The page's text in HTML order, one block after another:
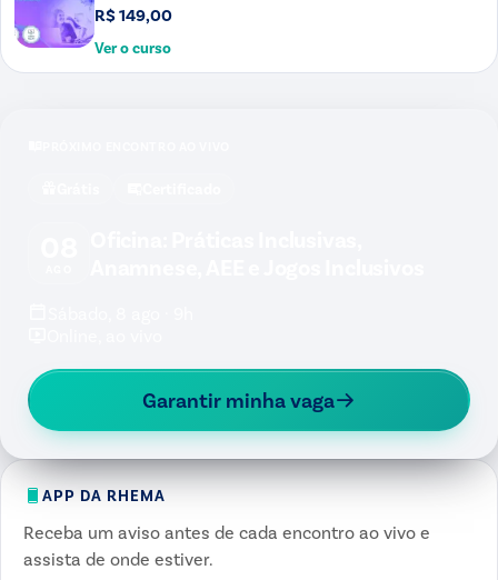
R$ 149,00
Ver o curso
Garantir minha vaga
APP DA RHEMA
Receba um aviso antes de cada encontro ao vivo e
assista de onde estiver.